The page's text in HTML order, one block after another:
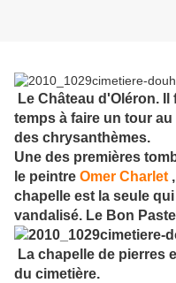
Le Château d'Oléron.
temps à faire un tour
des chrysanthèmes.
Une des premières
le peintre Omer Charlet
chapelle est la seule
vandalisé. Le Bon
La chapelle de pierres
du cimetière.